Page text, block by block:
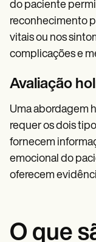
do paciente
reconhecimento
vitais ou nos
complicações e
Avaliação
Uma abordagem
requer os dois
fornecem
emocional do
oferecem
O que